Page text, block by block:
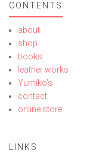
CONTENTS
about
shop
books
leather works
Yumiko’s
contact
online store
LINKS